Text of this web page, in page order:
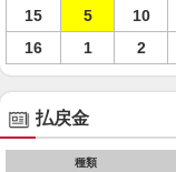
15
5 10
16
1 2
払戻金
種類